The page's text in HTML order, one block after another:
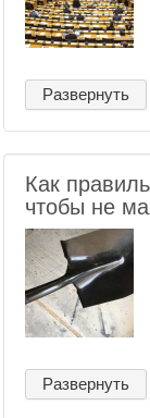
Развернуть
Как
чтобы не
Развернуть